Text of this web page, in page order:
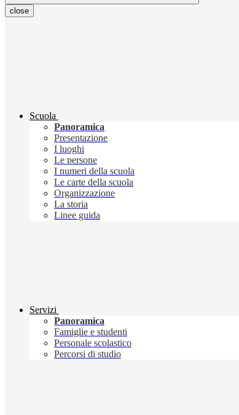
close
Scuola
Panoramica
Presentazione
I luoghi
Le persone
I numeri della scuola
Le carte della scuola
Organizzazione
La storia
Linee guida
Servizi
Panoramica
Famiglie e studenti
Personale scolastico
Percorsi di studio